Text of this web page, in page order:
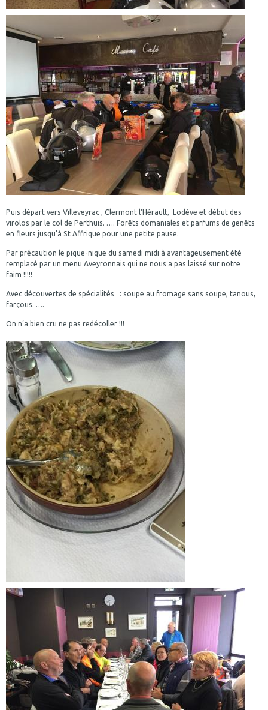
Puis départ vers Villeveyrac , Clermont l'Hérault, Lodève et début des
virolos par le col de Perthuis. …. Forêts domaniales et parfums de genêts
en fleurs jusqu’à St Affrique pour une petite pause.
Par précaution le pique-nique du samedi midi à avantageusement été
remplacé par un menu Aveyronnais qui ne nous a pas laissé sur notre
faim !!!!!
Avec découvertes de spécialités : soupe au fromage sans soupe, tanous,
farçous. ….
On n’a bien cru ne pas redécoller !!!